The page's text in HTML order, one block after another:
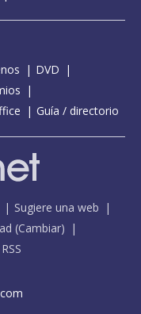
DVD
Guía / directorio
Sugiere una web
(Cambiar)
RSS